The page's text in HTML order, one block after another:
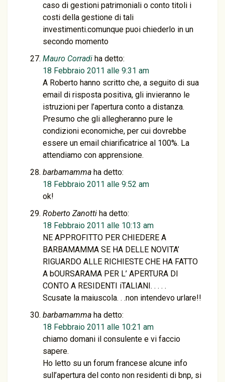
caso di gestioni patrimoniali o conto titoli i
costi della gestione di tali
investimenti.comunque puoi chiederlo in un
secondo momento
Mauro Corradi ha detto:
18 Febbraio 2011 alle 9:31 am
A Roberto hanno scritto che, a seguito di sua
email di risposta positiva, gli invieranno le
istruzioni per l’apertura conto a distanza.
Presumo che gli allegheranno pure le
condizioni economiche, per cui dovrebbe
essere un email chiarificatrice al 100%. La
attendiamo con apprensione.
barbamamma ha detto:
18 Febbraio 2011 alle 9:52 am
ok!
Roberto Zanotti ha detto:
18 Febbraio 2011 alle 10:13 am
NE APPROFITTO PER CHIEDERE A
BARBAMAMMA SE HA DELLE NOVITA’
RIGUARDO ALLE RICHIESTE CHE HA FATTO
A bOURSARAMA PER L’ APERTURA DI
CONTO A RESIDENTI iTALIANI. . . . .
Scusate la maiuscola. . .non intendevo urlare!!
barbamamma ha detto:
18 Febbraio 2011 alle 10:21 am
chiamo domani il consulente e vi faccio
sapere.
Ho letto su un forum francese alcune info
sull’apertura del conto non residenti di bnp, si